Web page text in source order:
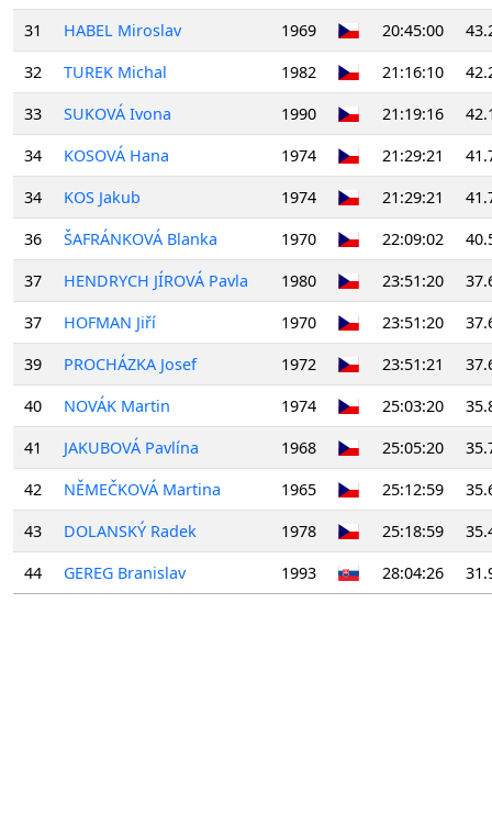
31
HABEL Miroslav 1969 20:45:00
32
TUREK Michal 1982 21:16:10
33
SUKOVÁ Ivona 1990 21:19:16
34
KOSOVÁ Hana 1974 21:29:21
34
KOS Jakub 1974 21:29:21
36
ŠAFRÁNKOVÁ Blanka 1970 22:09:02
37
HENDRYCH JÍROVÁ Pavla 1980 23:51:20
37
HOFMAN Jiří 1970 23:51:20
39
PROCHÁZKA Josef 1972 23:51:21
40
NOVÁK Martin 1974 25:03:20
41
JAKUBOVÁ Pavlína 1968 25:05:20
42
NĚMEČKOVÁ Martina 1965 25:12:59
43
DOLANSKÝ Radek 1978 25:18:59
44
GEREG Branislav 1993 28:04:26